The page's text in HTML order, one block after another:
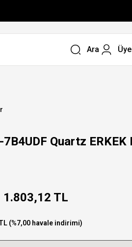
Ara
Quartz ERKEK
1.803,12 TL
(%7,00 havale indirimi)